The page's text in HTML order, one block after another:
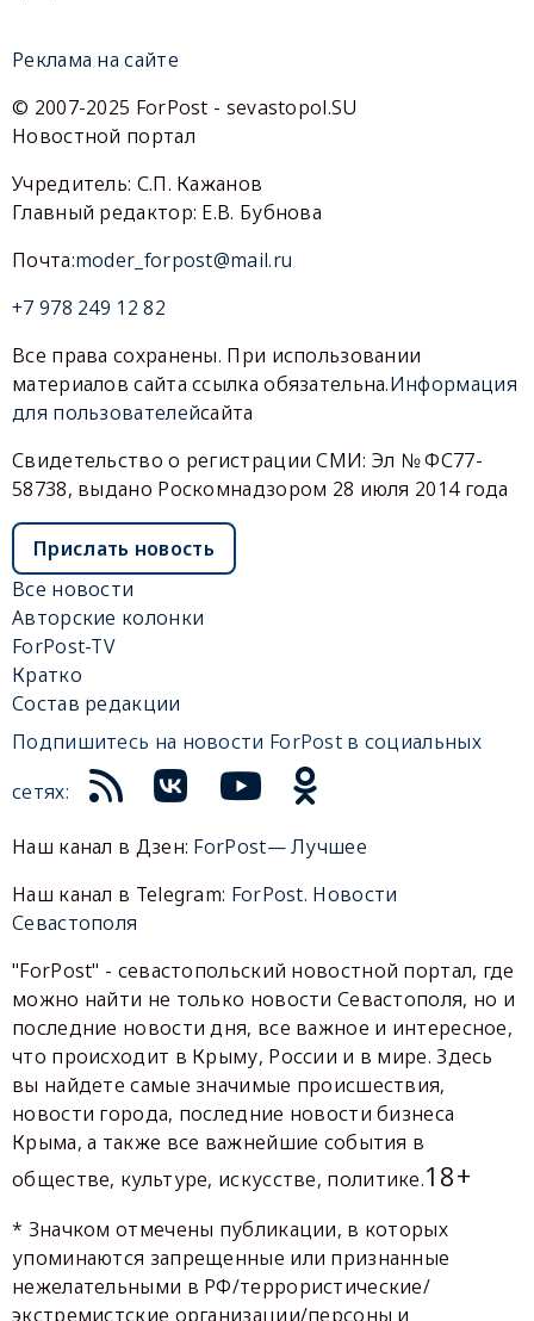
Реклама на сайте
© 2007-2025 ForPost - sevastopol.SU
Новостной портал
Учредитель: С.П. Кажанов
Главный редактор: Е.В. Бубнова
Почта:moder_forpost@mail.ru
+7 978 249 12 82
Все права сохранены. При использовании
материалов сайта ссылка обязательна.Информация
для пользователейсайта
Свидетельство о регистрации СМИ: Эл № ФС77-
58738, выдано Роскомнадзором 28 июля 2014 года
Прислать новость
Все новости
Авторские колонки
ForPost-TV
Кратко
Состав редакции
Подпишитесь на новости ForPost в социальных
сетях:
Наш канал в Дзен: ForPost— Лучшее
Наш канал в Telegram: ForPost. Новости
Севастополя
"ForPost" - севастопольский новостной портал, где
можно найти не только новости Севастополя, но и
последние новости дня, все важное и интересное,
что происходит в Крыму, России и в мире. Здесь
вы найдете самые значимые происшествия,
новости города, последние новости бизнеса
Крыма, а также все важнейшие события в
обществе, культуре, искусстве, политике.18+
* Значком отмечены публикации, в которых
упоминаются запрещенные или признанные
нежелательными в РФ/террористические/
экстремистские организации/персоны и